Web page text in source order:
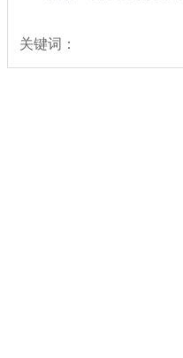
关键词：